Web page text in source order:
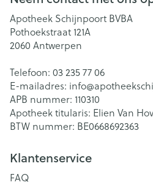
Apotheek Schijnpoort BVBA
Pothoekstraat 121A
2060 Antwerpen
Telefoon: 03 235 77 06
E-mailadres: info@
APB nummer: 110310
Apotheek titularis: Elien Van
BTW nummer: BE0668692363
Klantenservice
FAQ